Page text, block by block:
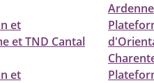
et
et TND Cantal
et